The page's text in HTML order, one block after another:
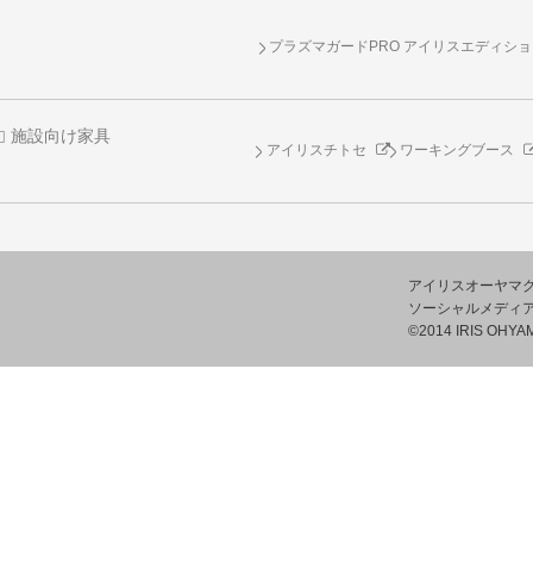
プラズマガードPRO アイリスエディシ
施設向け家具
アイリスチトセ ワーキングブース
アイリスオーヤマ
ソーシャルメディ
©2014 IRIS